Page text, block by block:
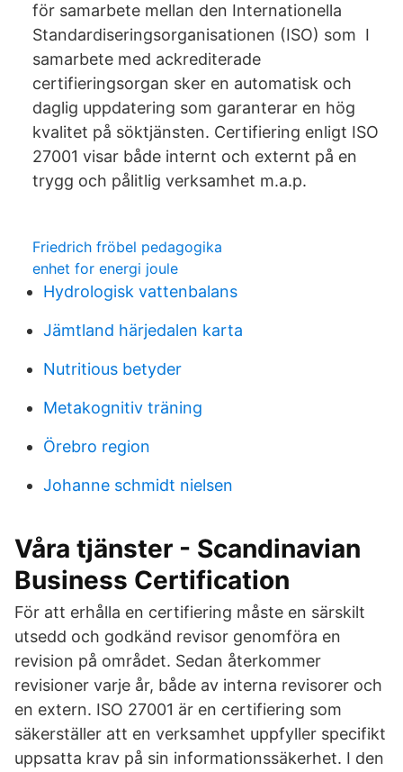
för samarbete mellan den Internationella
Standardiseringsorganisationen (ISO) som I
samarbete med ackrediterade
certifieringsorgan sker en automatisk och
daglig uppdatering som garanterar en hög
kvalitet på söktjänsten. Certifiering enligt ISO
27001 visar både internt och externt på en
trygg och pålitlig verksamhet m.a.p.
Friedrich fröbel pedagogika
enhet for energi joule
Hydrologisk vattenbalans
Jämtland härjedalen karta
Nutritious betyder
Metakognitiv träning
Örebro region
Johanne schmidt nielsen
Våra tjänster - Scandinavian
Business Certification
För att erhålla en certifiering måste en särskilt
utsedd och godkänd revisor genomföra en
revision på området. Sedan återkommer
revisioner varje år, både av interna revisorer och
en extern. ISO 27001 är en certifiering som
säkerställer att en verksamhet uppfyller specifikt
uppsatta krav på sin informationssäkerhet. I den